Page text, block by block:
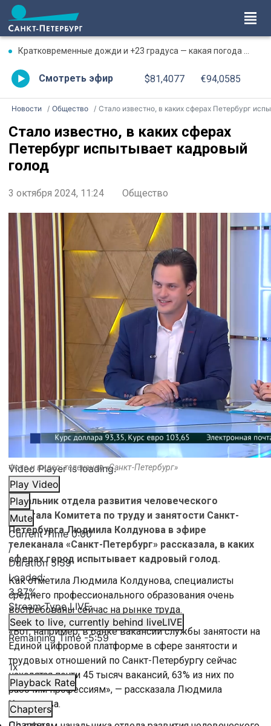
Кратковременные дожди и +23 градуса — какая погода ждет петербуржцев 7 августа
Смотреть эфир $81,4077 €94,0585
Новости Общество Стало известно, в каких сферах Петербург испытывает кадровый голод
Стало известно, в каких сферах
Петербург испытывает кадровый
голод
3 октября 2024, 11:24 Общество
Video Player is loading.
Play Video
Play
Mute
Current Time0:00
/
Duration 5:59
Loaded:
3.87%
Stream TypeLIVE
Seek to live, currently behind liveLIVE
Remaining Time-5:59
1x
Playback Rate
Chapters
Фото и видео: телеканал «Санкт-Петербург»
Начальник отдела развития человеческого
капитала Комитета по труду и занятости Санкт-
Петербурга Людмила Колдунова в эфире
телеканала «Санкт-Петербург» рассказала, в каких
сферах город испытывает кадровый голод.
Как отметила Людмила Колдунова, специалисты
среднего профессионального образования очень
востребованы сейчас на рынке труда.
«Вот, например, в банке вакансий службы занятости на
Единой цифровой платформе в сфере занятости и
трудовых отношений по Санкт-Петербургу сейчас
находятся почти 45 тысяч вакансий, 63% из них по
рабочим профессиям», — рассказала Людмила
Колдунова.